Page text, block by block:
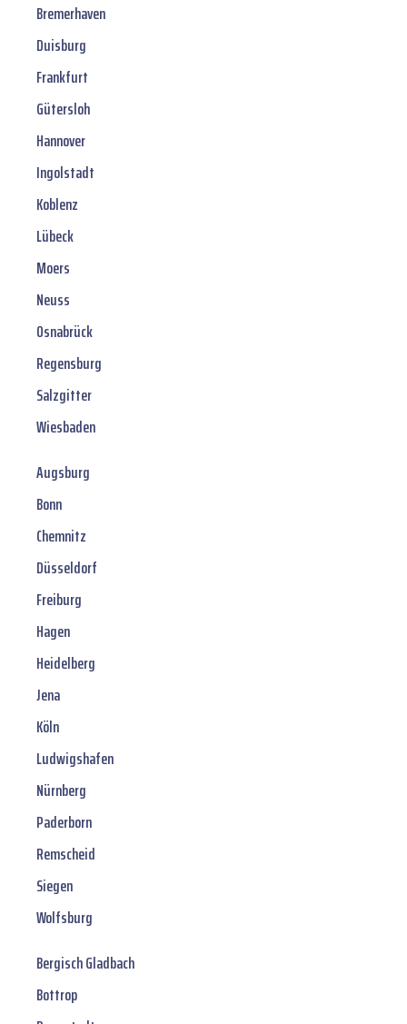
Bremerhaven
Duisburg
Frankfurt
Gütersloh
Hannover
Ingolstadt
Koblenz
Lübeck
Moers
Neuss
Osnabrück
Regensburg
Salzgitter
Wiesbaden
Augsburg
Bonn
Chemnitz
Düsseldorf
Freiburg
Hagen
Heidelberg
Jena
Köln
Ludwigshafen
Nürnberg
Paderborn
Remscheid
Siegen
Wolfsburg
Bergisch Gladbach
Bottrop